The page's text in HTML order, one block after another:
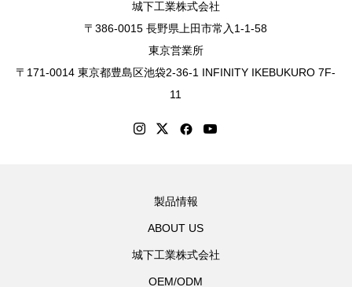
城下工業株式会社
〒386-0015 長野県上田市常入1-1-58
東京営業所
〒171-0014 東京都豊島区池袋2-36-1 INFINITY IKEBUKURO 7F-
11
製品情報
ABOUT US
城下工業株式会社
OEM/ODM